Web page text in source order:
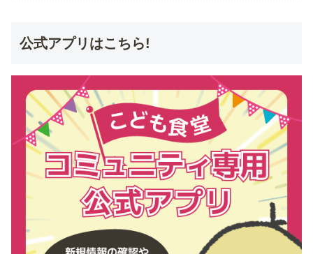
公式アプリはこちら!